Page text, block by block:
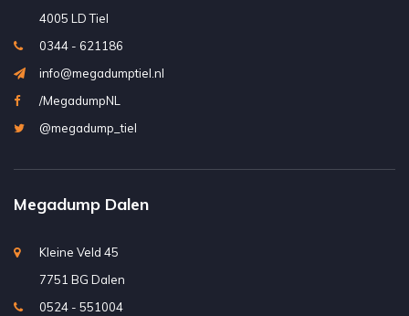
4005 LD Tiel
0344 - 621186
info@megadumptiel.nl
/MegadumpNL
@megadump_tiel
Megadump Dalen
Kleine Veld 45
7751 BG Dalen
0524 - 551004